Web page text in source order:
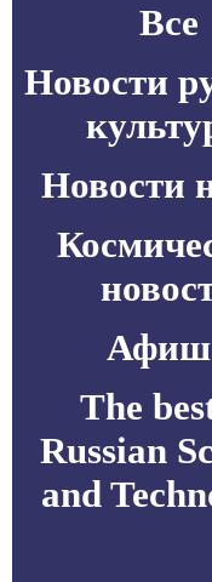
Все
Новости
Новости
The
Russian
and